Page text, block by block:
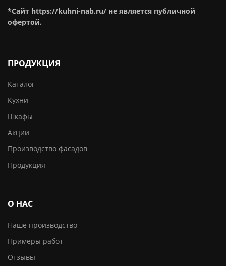
*Сайт https://kuhni-nab.ru/ не является публичной
офертой.
ПРОДУКЦИЯ
Каталог
Кухни
Шкафы
Акции
Производство фасадов
Продукция
О НАС
Наше производство
Примеры работ
Отзывы